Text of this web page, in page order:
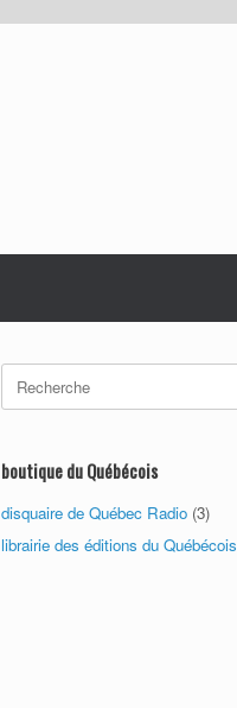
Search
for:
boutique du Québécois
disquaire de Québec Radio (3)
librairie des éditions du Québécois